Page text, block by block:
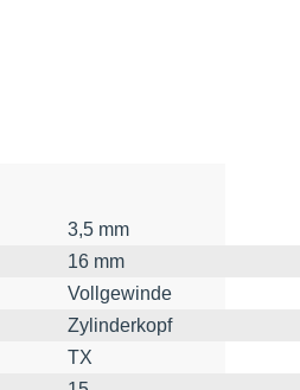
3,5 mm
16 mm
Vollgewinde
Zylinderkopf
TX